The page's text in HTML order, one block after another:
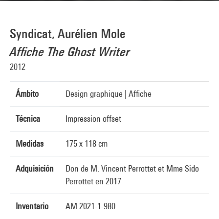
Syndicat, Aurélien Mole
Affiche The Ghost Writer
2012
Ámbito Design graphique Affiche
Técnica Impression offset
Medidas 175 x 118 cm
Adquisición
Don de M. Vincent Perrottet et Mme Sido
Perrottet en 2017
Inventario AM 2021-1-980